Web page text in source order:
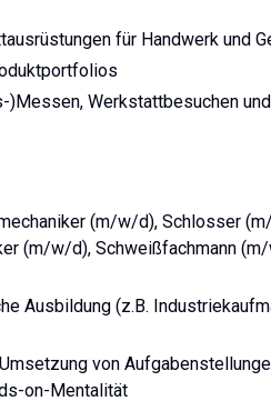
für Handwerk und
Werkstattbesuchen
(m/w/d), Schlosser
(m/w/d), Schweißfachmann
Ausbildung (z.B.
von
on-Mentalität